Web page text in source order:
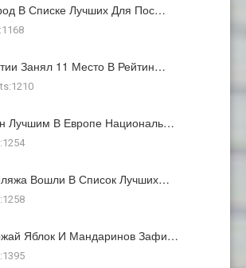
В Списке Лучших Для Пос…
Занял 11 Место В Рейтин…
Лучшим В Европе Националь…
Вошли В Список Лучших…
Яблок И Мандаринов Зафи…